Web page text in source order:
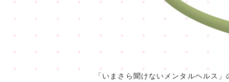
「いまさら聞けないメンタルヘルス」